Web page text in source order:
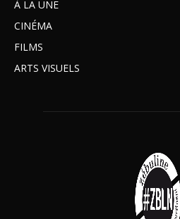
À LA UNE
CINÉMA
FILMS
ARTS VISUELS